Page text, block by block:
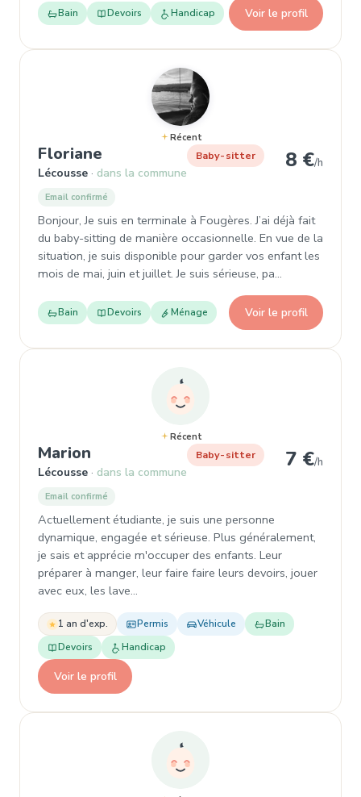
Bain Devoirs Handicap Voir le profil
Récent
Floriane , Baby-sitter à Lécousse
Lécousse dans la commune
Baby-sitter 8 €/h
Email confirmé
Bonjour, Je suis en terminale à Fougères. J’ai déjà fait
du baby-sitting de manière occasionnelle. En vue de la
situation, je suis disponible pour garder vos enfant les
mois de mai, juin et juillet. Je suis sérieuse, pa…
Bain Devoirs Ménage Voir le profil
Récent
Marion , Baby-sitter à Lécousse
Lécousse dans la commune
Baby-sitter 7 €/h
Email confirmé
Actuellement étudiante, je suis une personne
dynamique, engagée et sérieuse. Plus généralement,
je sais et apprécie m'occuper des enfants. Leur
préparer à manger, leur faire faire leurs devoirs, jouer
avec eux, les lave…
1 an d'exp. Permis Véhicule
Bain
Devoirs
Handicap
Voir le profil